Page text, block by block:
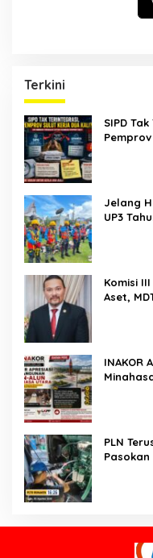
Terkini
SIPD
Jelang
UP3
Komisi
Aset,
INAKOR
PLN